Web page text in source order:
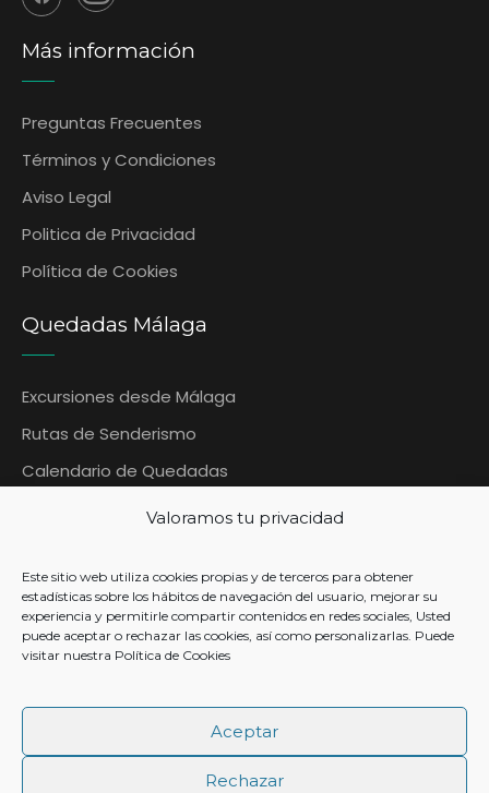
Valoramos tu privacidad
Este sitio web utiliza cookies propias y de terceros para obtener
estadísticas sobre los hábitos de navegación del usuario, mejorar su
experiencia y permitirle compartir contenidos en redes sociales, Usted
puede aceptar o rechazar las cookies, así como personalizarlas. Puede
visitar nuestra Política de Cookies
Aceptar
Rechazar
Más información
Preguntas Frecuentes
‎Términos y Condiciones
Aviso Legal
Politica de Privacidad
Política de Cookies
Quedadas Málaga
Excursiones desde Málaga
Rutas de Senderismo
Calendario de Quedadas
Blog Quedadas Malaga
Contacto
info@quedadasmalaga.es